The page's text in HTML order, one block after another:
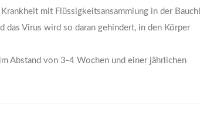
mit Flüssigkeitsansammlung in der
das Virus wird so daran gehindert, in den Körper
Abstand von 3-4 Wochen und einer jährlichen